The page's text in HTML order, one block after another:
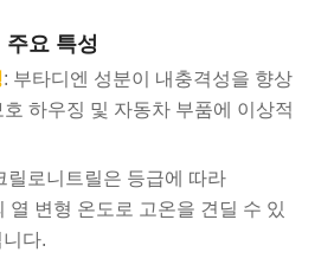
요 특성
: 부타디엔 성분이 내충격성을 향상
하우징 및 자동차 부품에 이상적
릴로니트릴은 등급에 따라
열 변형 온도로 고온을 견딜 수 있
다.